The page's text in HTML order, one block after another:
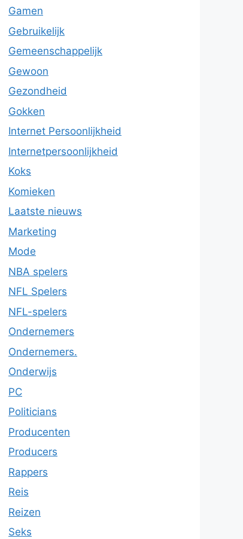
Gamen
Gebruikelijk
Gemeenschappelijk
Gewoon
Gezondheid
Gokken
Internet Persoonlijkheid
Internetpersoonlijkheid
Koks
Komieken
Laatste nieuws
Marketing
Mode
NBA spelers
NFL Spelers
NFL-spelers
Ondernemers
Ondernemers.
Onderwijs
PC
Politicians
Producenten
Producers
Rappers
Reis
Reizen
Seks